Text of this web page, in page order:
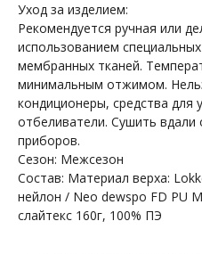
Уход за изделием:
Рекомендуется ручная или
использованием
мембранных тканей.
минимальным отжимом.
кондиционеры, средства для
отбеливатели. Сушить вдали
приборов.
Сезон: Межсезон
Состав: Материал верха:
нейлон / Neo dewspo FD PU
слайтекс 160г, 100% ПЭ
Доставка
Условия оплаты и возврата
Рассрочка
Уход за изделиями Акции
ПОКУПАТЕЛЯМ